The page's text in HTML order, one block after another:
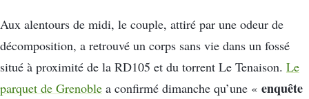
Aux alentours de midi, le couple, attiré par une odeur de
décomposition, a retrouvé un corps sans vie dans un fossé
situé à proximité de la RD105 et du torrent Le Tenaison. Le
parquet de Grenoble a confirmé dimanche qu’une « enquête